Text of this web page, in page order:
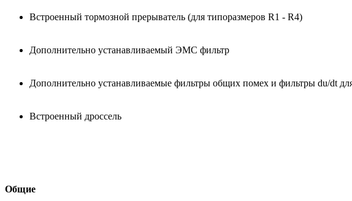
Встроенный тормозной прерыватель (для типоразмеров R1 - R4)
Дополнительно устанавливаемый ЭМС фильтр
Дополнительно устанавливаемые фильтры общих помех и фильтры du/dt
Встроенный дроссель
Общие